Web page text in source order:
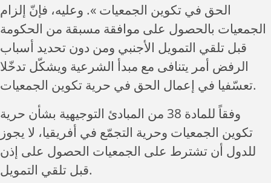
الحق في تكوين الجمعيات ». وعليه، فإنّ إلزام
الجمعيات بالحصول على موافقة مسبقة من الحكومة
قبل تلقي التمويل الأجنبي ومن دون تحديد أسباب
الرفض أمر يتنافى مع مبدأ الشرعية ويشكّل تدخّلا
تعسّفيا في إعمال الحق في حرية تكوين الجمعيات.
وفقاً للمادة 38 من المبادئ التوجيهية بشأن حرية
تكوين الجمعيات وحرية التجمّع في أفريقيا، لا يجوز
للدول أن تشترط على الجمعيات الحصول على إذن
قبل تلقي التمويل.